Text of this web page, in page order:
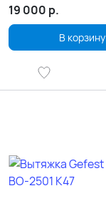
19 000 р.
В корзину